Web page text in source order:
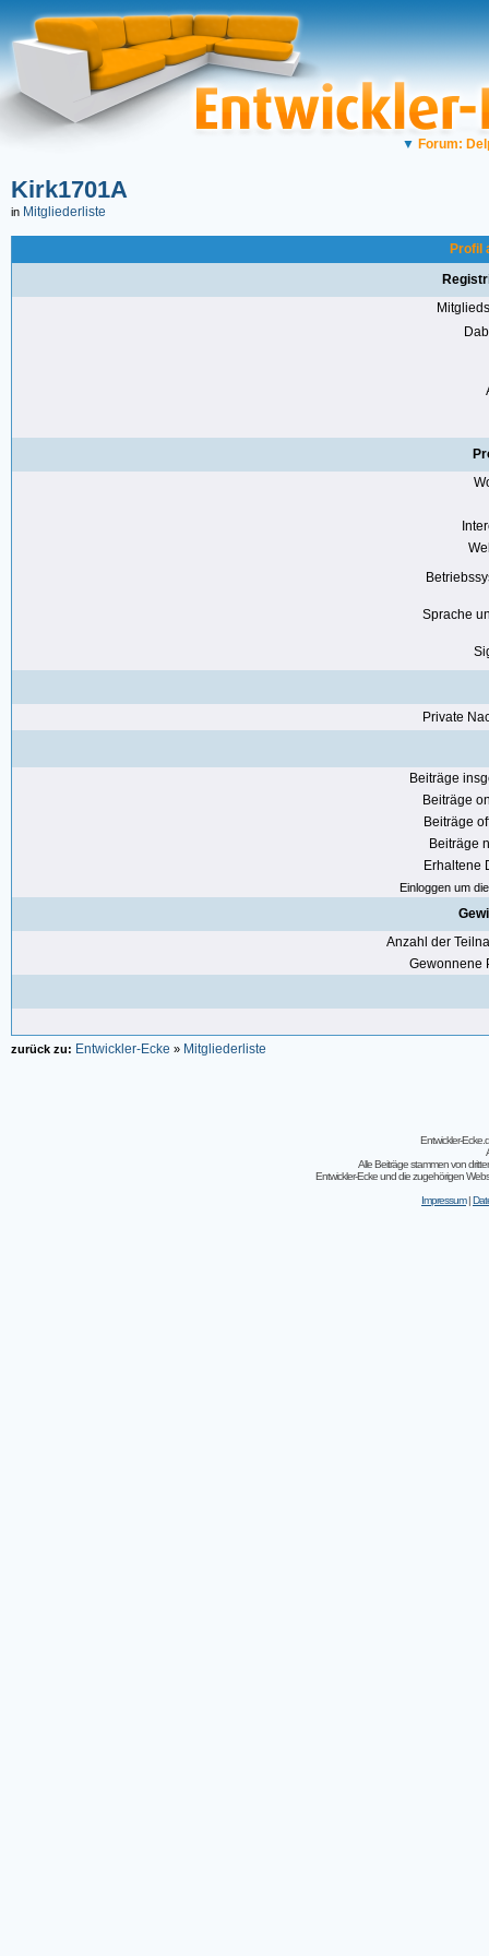
▼ Forum:
Kirk1701A
in Mitgliederliste
Profil
Sprache
Private
Beiträge
Beiträge
Beiträge
Beiträge
Erhaltene
Einloggen um
Anzahl der
Gewonnene
zurück zu: Entwickler-Ecke » Mitgliederliste
Entwickler-
Alle Beiträge stammen von
Entwickler-Ecke und die zugehörigen
Impressum|